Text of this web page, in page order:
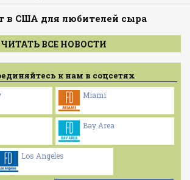
в США для любителей сыра
ЧИТАТЬ ВСЕ НОВОСТИ
к нам в соцсетях
Miami
Bay Area
Los Angeles